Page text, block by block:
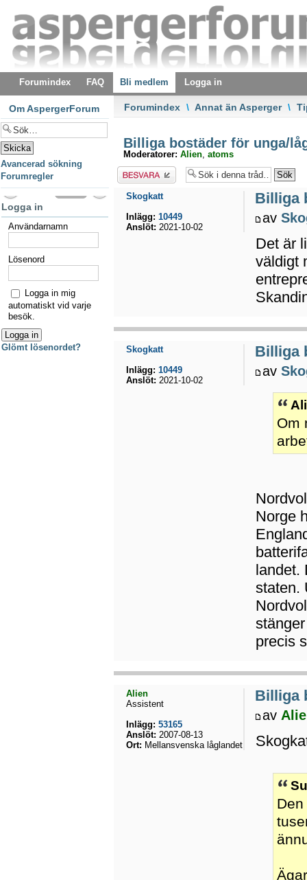
Forumindex FAQ Bli medlem Logga in
Forumindex \ Annat än Asperger \
Billiga bostäder för unga/
Moderatorer: Alien, atoms
Besvara
Billiga
av
Det är
väldigt
Skogkatt
Inlägg: 10449
Anslöt: 2021-10-02
Billiga
av
Om
Norge
staten.
precis
Skogkatt
Inlägg: 10449
Anslöt: 2021-10-02
Billiga
av
Alien
Assistent
Inlägg: 53165
Anslöt: 2007-08-13
Ort: Mellansvenska låglandet
Om AspergerForum
Avancerad sökning
Forumregler
Logga in
Användarnamn
Lösenord
Logga in mig
automatiskt vid varje
besök.
Glömt lösenordet?